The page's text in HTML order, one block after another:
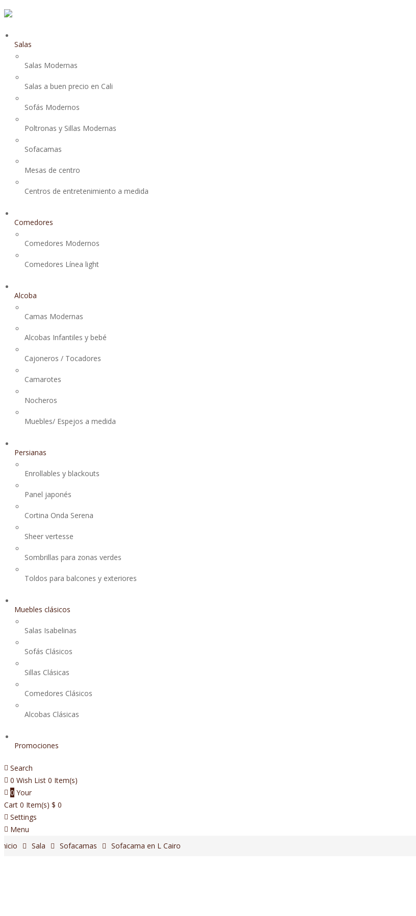
Salas
Salas Modernas
Salas a buen precio en Cali
Sofás Modernos
Poltronas y Sillas Modernas
Sofacamas
Mesas de centro
Centros de entretenimiento a medida
Comedores
Comedores Modernos
Comedores Línea light
Alcoba
Camas Modernas
Alcobas Infantiles y bebé
Cajoneros / Tocadores
Camarotes
Nocheros
Muebles/ Espejos a medida
Persianas
Enrollables y blackouts
Panel japonés
Cortina Onda Serena
Sheer vertesse
Sombrillas para zonas verdes
Toldos para balcones y exteriores
Muebles clásicos
Salas Isabelinas
Sofás Clásicos
Sillas Clásicas
Comedores Clásicos
Alcobas Clásicas
Promociones
Search
0 Wish List 0 Item(s)
0 Your
Cart 0 Item(s) $ 0
Settings
Menu
Inicio
Sala Sofacamas Sofacama en L Cairo